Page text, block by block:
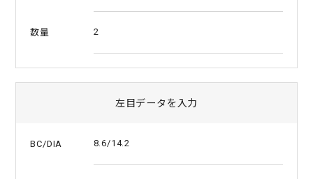
数量 2
左目データを入力
BC/DIA 8.6/14.2